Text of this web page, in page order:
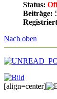
Status:
Beiträge:
Nach oben
[align=center]